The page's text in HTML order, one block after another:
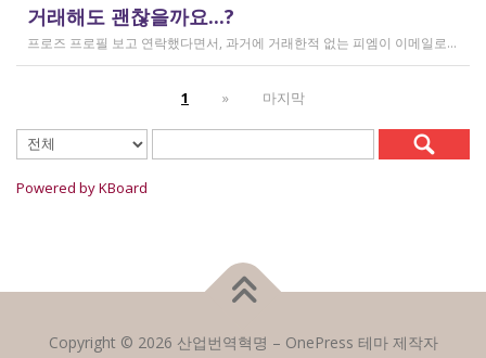
거래해도 괜찮을까요...?
프로즈 프로필 보고 연락했다면서, 과거에 거래한적 없는 피엠이 이메일로 의뢰를 주셨는데요 샘테도 보지 않고 4일안에 19000단어 영한번역을 해달라는데 거래해도 괜찮을까요..? 거래한적 한번도 없는 뉴비한테 샘테도 없이 프로젝트를 던져주니 이거 사기인거 아닌가 좀 걱정이 됩니다. 급한데 사람구하기 어려워서일까요? 게다가 전 이력서상 경력도 몇줄 안되는 초보중의 초보입니다...
1 » 마지막
Powered by KBoard
Copyright © 2026 산업번역혁명 – OnePress 테마 제작자